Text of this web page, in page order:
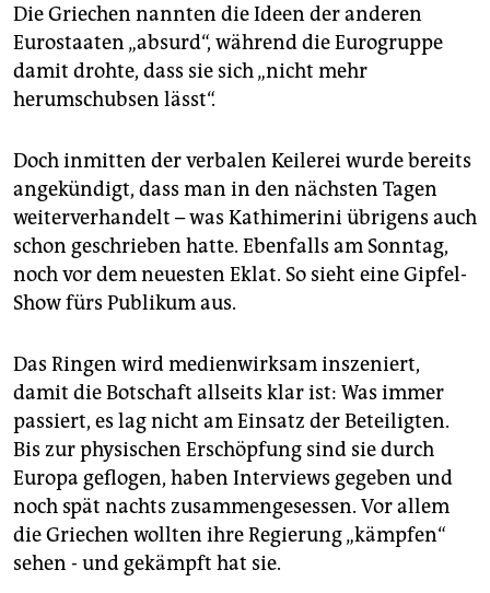
Die Griechen nannten die Ideen der anderen
Eurostaaten „absurd“, während die Eurogruppe
damit drohte, dass sie sich „nicht mehr
herumschubsen lässt“.
Doch inmitten der verbalen Keilerei wurde bereits
angekündigt, dass man in den nächsten Tagen
weiterverhandelt – was Kathimerini übrigens auch
schon geschrieben hatte. Ebenfalls am Sonntag,
noch vor dem neuesten Eklat. So sieht eine Gipfel-
Show fürs Publikum aus.
Das Ringen wird medienwirksam inszeniert,
damit die Botschaft allseits klar ist: Was immer
passiert, es lag nicht am Einsatz der Beteiligten.
Bis zur physischen Erschöpfung sind sie durch
Europa geflogen, haben Interviews gegeben und
noch spät nachts zusammengesessen. Vor allem
die Griechen wollten ihre Regierung „kämpfen“
sehen - und gekämpft hat sie.